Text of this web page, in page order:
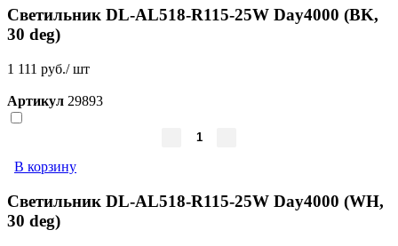
Светильник DL-AL518-R115-25W Day4000 (BK,
30 deg)
1 111 руб./ шт
Артикул 29893
В корзину
Светильник DL-AL518-R115-25W Day4000 (WH,
30 deg)